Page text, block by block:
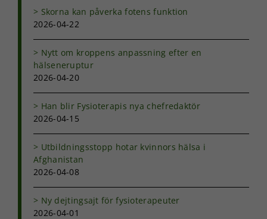
Skorna kan påverka fotens funktion
2026-04-22
Nytt om kroppens anpassning efter en
hälseneruptur
2026-04-20
Han blir Fysioterapis nya chefredaktör
2026-04-15
Utbildningsstopp hotar kvinnors hälsa i
Afghanistan
2026-04-08
Ny dejtingsajt för fysioterapeuter
2026-04-01
hemsidan
bra som
Om du nekar
de här
funktionalitet
att försvinna